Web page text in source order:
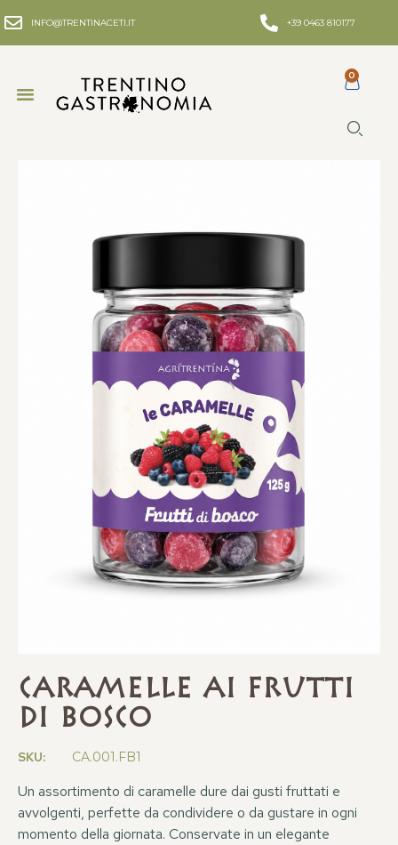
INFO@TRENTINACETI.IT +39 0463 810177
0
Caramelle ai Frutti
di Bosco
SKU: CA.001.FB1
Un assortimento di caramelle dure dai gusti fruttati e
avvolgenti, perfette da condividere o da gustare in ogni
momento della giornata. Conservate in un elegante